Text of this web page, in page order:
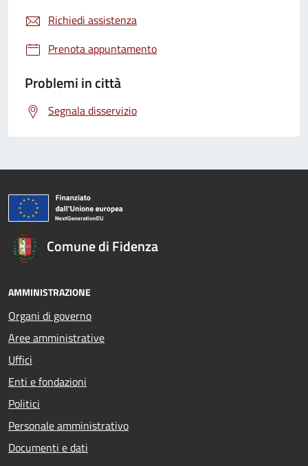
Richiedi assistenza
Prenota appuntamento
Problemi in città
Segnala disservizio
Comune di Fidenza
AMMINISTRAZIONE
Organi di governo
Aree amministrative
Uffici
Enti e fondazioni
Politici
Personale amministrativo
Documenti e dati